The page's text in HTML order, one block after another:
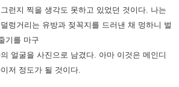
런지 찍을 생각도 못하고 있었던 것이다. 나는
렁거리는 유방과 젖꼭지를 드러낸 채 멍하니 벌
기를 마구
얼굴을 사진으로 남겼다. 아마 이것은 메인디
저 정도가 될 것이다.